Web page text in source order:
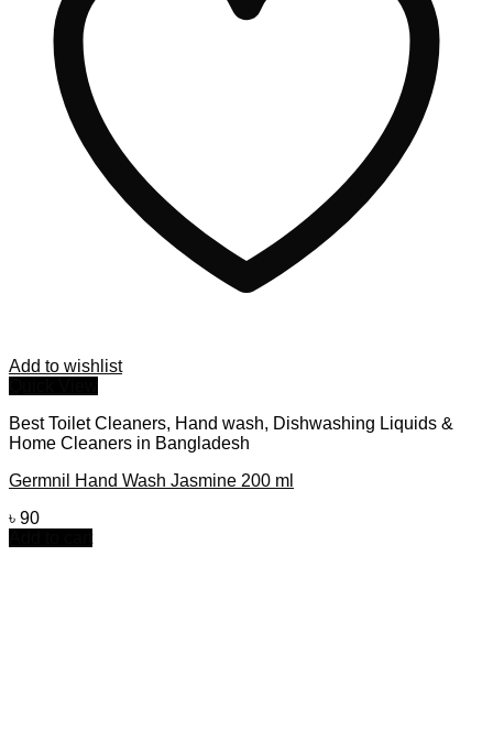
Add to wishlist
Best Toilet Cleaners, Hand wash, Dishwashing Liquids &
Home Cleaners in Bangladesh
Germnil Hand Wash Jasmine 200 ml
৳ 90